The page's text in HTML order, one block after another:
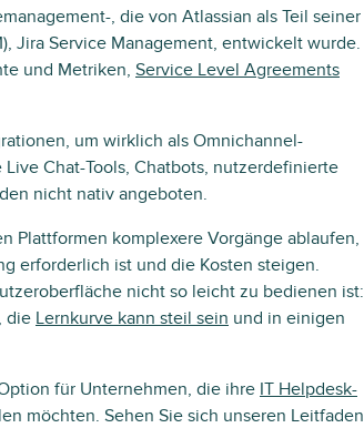
, die von Atlassian als Teil seiner
Jira Service Management, entwickelt wurde.
und Metriken, Service Level Agreements
um wirklich als Omnichannel-
Chat-Tools, Chatbots, nutzerdefinierte
nicht nativ angeboten.
Plattformen komplexere Vorgänge ablaufen,
erforderlich ist und die Kosten steigen.
nicht so leicht zu bedienen ist:
die Lernkurve kann steil sein und in einigen
für Unternehmen, die ihre IT Helpdesk-
möchten. Sehen Sie sich unseren Leitfaden